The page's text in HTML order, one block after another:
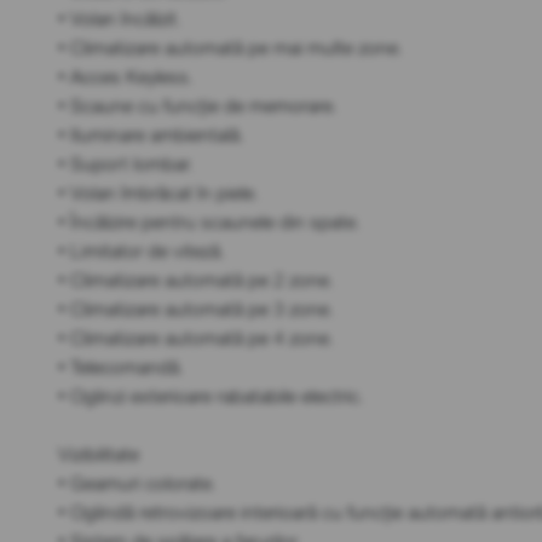
• Volan încălzit.
• Climatizare automată pe mai multe zone.
• Acces Keyless.
• Scaune cu funcție de memorare.
• Iluminare ambientală.
• Suport lombar.
• Volan îmbrăcat în piele.
• Încălzire pentru scaunele din spate.
• Limitator de viteză.
• Climatizare automată pe 2 zone.
• Climatizare automată pe 3 zone.
• Climatizare automată pe 4 zone.
• Telecomandă.
• Oglinzi exterioare rabatabile electric.
Vizibilitate
• Geamuri colorate.
• Oglindă retrovizoare interioară cu funcție automată